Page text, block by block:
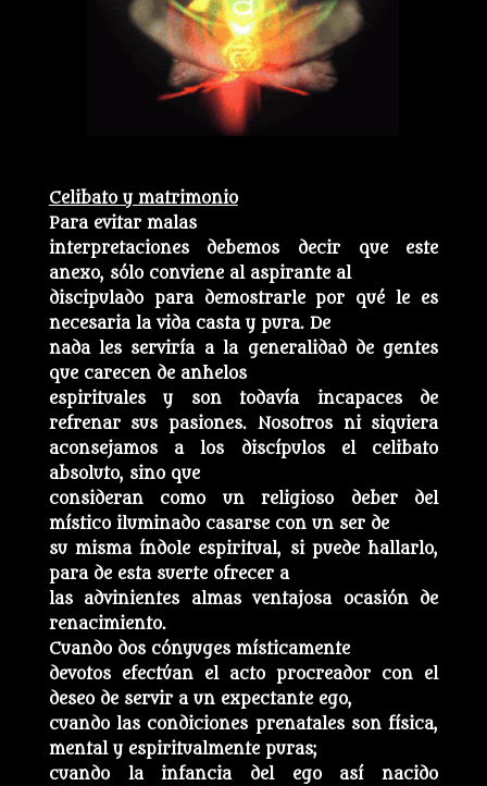
Celibato y matrimonio
Para evitar malas
interpretaciones debemos decir que este
anexo, sólo conviene al aspirante al
discipulado para demostrarle por qué le es
necesaria la vida casta y pura. De
nada les serviría a la generalidad de gentes
que carecen de anhelos
espirituales y son todavía incapaces de
refrenar sus pasiones. Nosotros ni siquiera
aconsejamos a los discípulos el celibato
absoluto, sino que
consideran como un religioso deber del
místico iluminado casarse con un ser de
su misma índole espiritual, si puede hallarlo,
para de esta suerte ofrecer a
las advinientes almas ventajosa ocasión de
renacimiento.
Cuando dos cónyuges místicamente
devotos efectúan el acto procreador con el
deseo de servir a un expectante ego,
cuando las condiciones prenatales son física,
mental y espiritualmente puras;
cuando la infancia del ego así nacido